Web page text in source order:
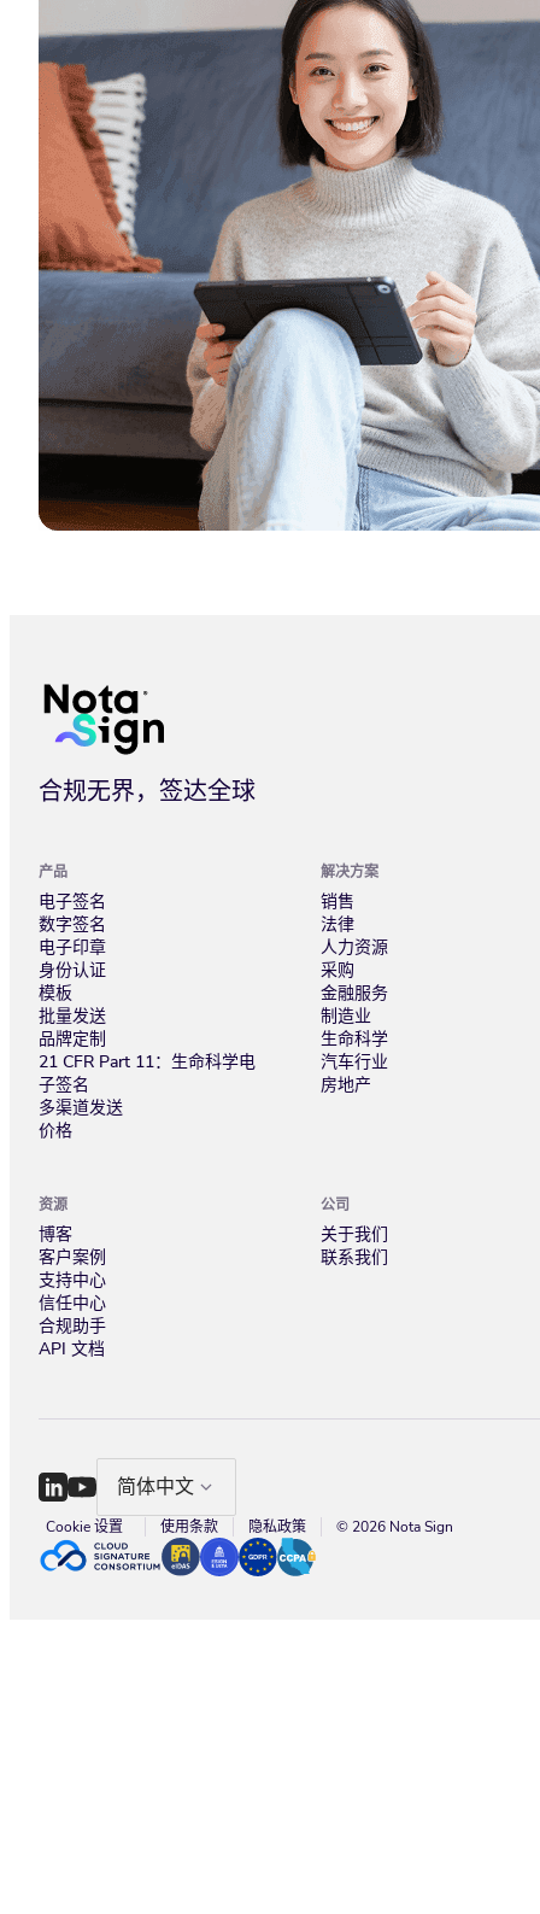
合规无界，签达全球
产品
电子签名
数字签名
电子印章
身份认证
模板
批量发送
品牌定制
21 CFR Part 11：生命科学电
子签名
多渠道发送
价格
解决方案
销售
法律
人力资源
采购
金融服务
制造业
生命科学
汽车行业
房地产
资源
博客
客户案例
支持中心
信任中心
合规助手
API 文档
公司
关于我们
联系我们
简体中文
Cookie 设置 使用条款 隐私政策 © 2026 Nota Sign